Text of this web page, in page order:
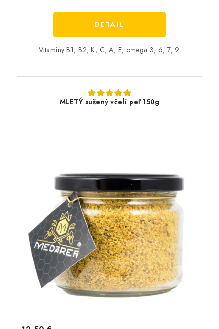
DETAIL
Vitamíny B1, B2, K, C, A, E, omega 3, 6, 7, 9.
MLETÝ sušený včelí peľ 150g